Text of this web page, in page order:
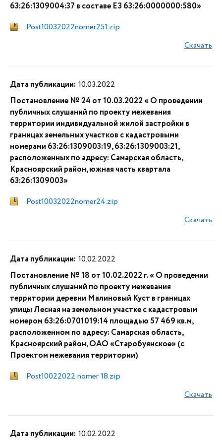
63:26:1309004:37 в составе ЕЗ 63:26:0000000:580»
Post10032022nomer251.zip
Скачать
Дата публикации: 10.03.2022
Постановление № 24 от 10.03.2022 « О проведении
публичных слушаний по проекту межевания
территории индивидуальной жилой застройки в
границах земельных участков с кадастровыми
номерами 63:26:1309003:19, 63:26:1309003:21,
расположенных по адресу: Самарская область,
Красноярский район, южная часть квартала
63:26:1309003»
Post10032022nomer24.zip
Скачать
Дата публикации: 10.02.2022
Постановление № 18 от 10.02.2022 г. « О проведении
публичных слушаний по проекту межевания
территории деревни Малиновый Куст в границах
улицы Лесная на земельном участке с кадастровым
номером 63:26:0701019:14 площадью 57 469 кв.м,
расположенном по адресу: Самарская область,
Красноярский район, ОАО «Старобуянское» (с
Проектом межевания территории)
Post10022022 nomer 18.zip
Скачать
Дата публикации: 10.02.2022